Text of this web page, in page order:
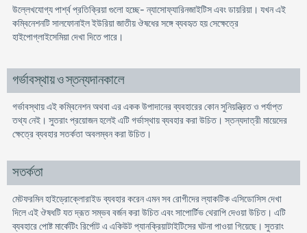
উল্লেখযোগ্য পার্শ্ব প্রতিক্রিয়া গুলো হচ্ছে- ন্যাসোফ্যারিনজাইটিস এবং ডায়রিয়া। যখন এই
কম্বিনেশনটি সালফোনাইল ইউরিয়া জাতীয় ঔষধের সঙ্গে ব্যবহৃত হয় সেক্ষেত্রে
হাইপোগ্লাইসেমিয়া দেখা দিতে পারে।
গর্ভাবস্থায় ও স্তন্যদানকালে
গর্ভাবস্থায় এই কম্বিনেশন অথবা এর একক উপাদানের ব্যবহারের কোন সুনিয়ন্ত্রিত ও পর্যাপ্ত
তথ্য নেই। সুতরাং প্রয়োজন হলেই এটি গর্ভাস্থায় ব্যবহার করা উচিত। স্তন্যদাত্রী মায়েদের
ক্ষেত্রে ব্যবহার সতর্কতা অবলম্বন করা উচিত।
সতর্কতা
মেটফরমিন হাইড্রোক্লোরাইড ব্যবহার করেন এমন সব রোগীদের ল্যাকটিক এসিডোসিস দেখা
দিলে এই ঔষধটি যত দ্রূত সম্ভব বর্জন করা উচিত এবং সাপোর্টিভ থেরাপি দেওয়া উচিত। এটি
ব্যবহারে পোষ্ট মার্কেটিং রির্পোট এ একিউট প্যানক্রিয়াটাইটিসের ঘটনা পাওয়া গিয়েছে। সুতরাং